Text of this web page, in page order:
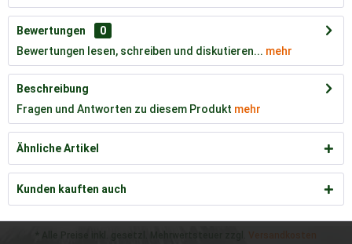
Bewertungen
0
Bewertungen lesen, schreiben und diskutieren... mehr
Beschreibung
Fragen und Antworten zu diesem Produkt mehr
Ähnliche Artikel
Kunden kauften auch